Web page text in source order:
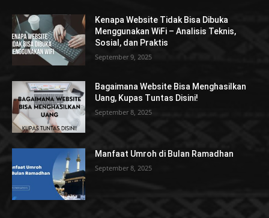
Kenapa Website Tidak Bisa Dibuka
Menggunakan WiFi – Analisis Teknis,
Sosial, dan Praktis
September 9, 2025
Bagaimana Website Bisa Menghasilkan
Uang, Kupas Tuntas Disini!
September 8, 2025
Manfaat Umroh di Bulan Ramadhan
September 8, 2025